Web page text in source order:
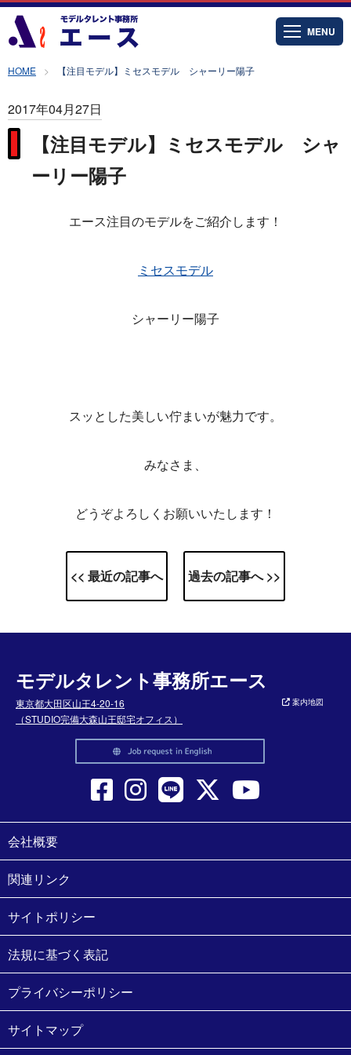
MENU
HOME 【注目モデル】ミセスモデル シャーリー陽子
2017年04月27日
【注目モデル】ミセスモデル シャ
ーリー陽子
エース注目のモデルをご紹介します！
ミセスモデル
シャーリー陽子
スッとした美しい佇まいが魅力です。
みなさま、
どうぞよろしくお願いいたします！
<< 最近の記事へ 過去の記事へ >>
モデルタレント事務所エース
東京都大田区山王4-20-16
（STUDIO完備大森山王邸宅オフィス）
案内地図
会社概要
関連リンク
サイトポリシー
法規に基づく表記
プライバシーポリシー
サイトマップ